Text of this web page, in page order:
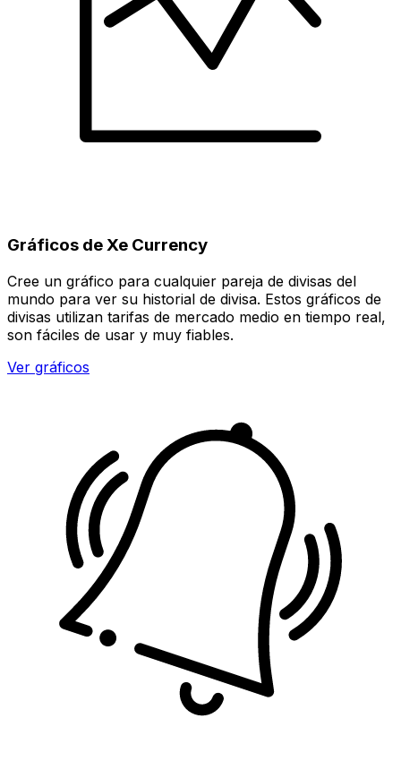
Gráficos de Xe Currency
Cree un gráfico para cualquier pareja de divisas del
mundo para ver su historial de divisa. Estos gráficos de
divisas utilizan tarifas de mercado medio en tiempo real,
son fáciles de usar y muy fiables.
Ver gráficos